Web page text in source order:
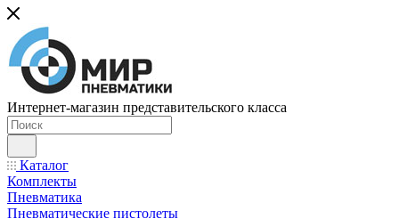
Интернет-магазин представительского класса
Каталог
Комплекты
Пневматика
Пневматические пистолеты